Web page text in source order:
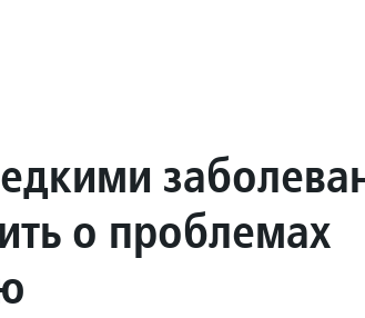
о проблемах